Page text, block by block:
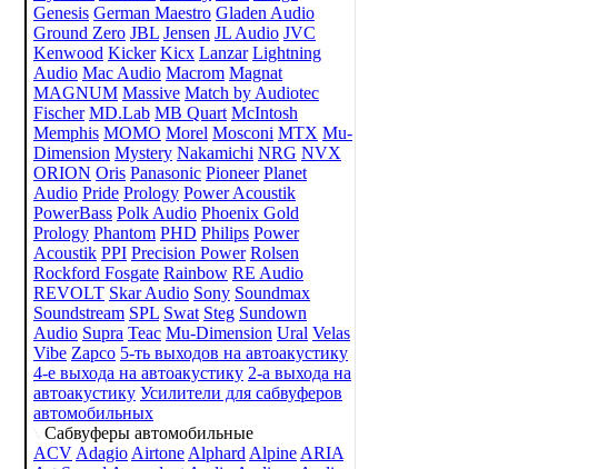
Genesis German Maestro Gladen Audio
Ground Zero JBL Jensen JL Audio JVC
Kenwood Kicker Kicx Lanzar Lightning
Audio Mac Audio Macrom Magnat
MAGNUM Massive Match by Audiotec
Fischer MD.Lab MB Quart McIntosh
Memphis MOMO Morel Mosconi MTX Mu-
Dimension Mystery Nakamichi NRG NVX
ORION Oris Panasonic Pioneer Planet
Audio Pride Prology Power Acoustik
PowerBass Polk Audio Phoenix Gold
Prology Phantom PHD Philips Power
Acoustik PPI Precision Power Rolsen
Rockford Fosgate Rainbow RE Audio
REVOLT Skar Audio Sony Soundmax
Soundstream SPL Swat Steg Sundown
Audio Supra Teac Mu-Dimension Ural Velas
Vibe Zapco 5-ть выходов на автоакустику
4-е выхода на автоакустику 2-а выхода на
автоакустику Усилители для сабвуферов
автомобильных
Сабвуферы автомобильные
ACV Adagio Airtone Alphard Alpine ARIA